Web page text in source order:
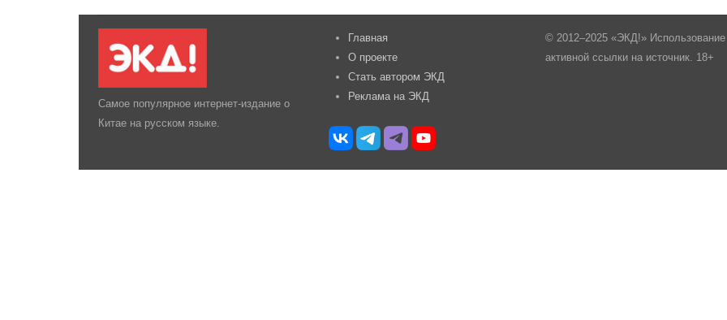
Самое популярное интернет-издание о
Китае на русском языке.
Главная
О проекте
Стать автором ЭКД
Реклама на ЭКД
© 2012–2025 «ЭКД!»
активной ссылки на источник. 18+